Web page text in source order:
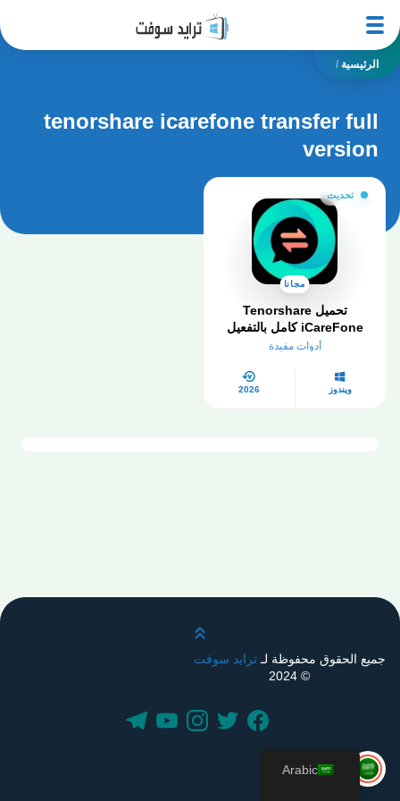
الرئيسية /
tenorshare icarefone transfer full
version
تحديث
مجانا
تحميل Tenorshare
iCareFone كامل بالتفعيل
أدوات مفيدة
ويندوز 2026
قم بالتمرير لأعلى
جميع الحقوق محفوظة لـترايد سوفت
© 2024
Arabic